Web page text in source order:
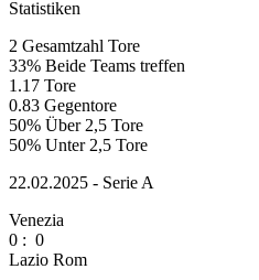
Statistiken
2 Gesamtzahl Tore
33% Beide Teams treffen
1.17 Tore
0.83 Gegentore
50% Über 2,5 Tore
50% Unter 2,5 Tore
22.02.2025 - Serie A
Venezia
0 : 0
Lazio Rom